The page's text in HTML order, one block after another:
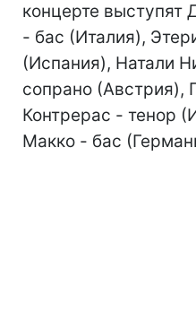
концерте
- бас (Италия),
(Испания), Натали
сопрано (Австрия),
Контрерас - тенор
Макко - бас